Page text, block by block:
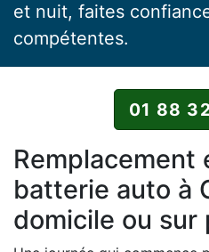
et nuit, faites
compétentes.
01 88
Remplacement
batterie auto à
domicile ou sur